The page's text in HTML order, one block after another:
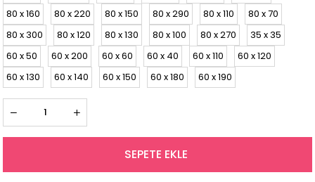
80 x 160
80 x 220 80 x 150 80 x 290 80 x 110
80 x 70
80 x 300
80 x 120 80 x 130 80 x 100 80 x 270
35 x 35
60 x 50
60 x 200 60 x 60 60 x 40 60 x 110
60 x 120
60 x 130
60 x 140 60 x 150 60 x 180 60 x 190